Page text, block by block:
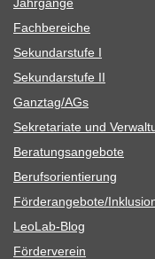
Fach­be­rei­che
Sekun­dar­stufe I
Sekun­dar­stufe II
Ganztag/​​AGs
Sekre­ta­riate und
Bera­tungs­an­ge­bote
Berufs­ori­en­tie­rung
Förderangebote/​​
Leo­Lab-Blog
För­der­ver­ein